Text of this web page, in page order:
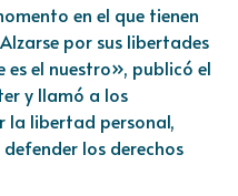
en el que tienen
por sus libertades
es el nuestro», publicó el
y llamó a los
la libertad personal,
los derechos